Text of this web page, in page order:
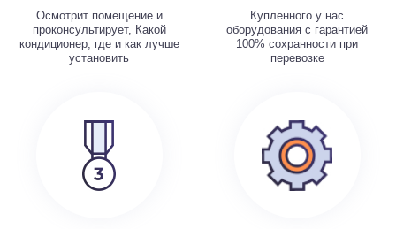
Осмотрит помещение и
проконсультирует, Какой
кондиционер, где и как лучше
установить
Купленного у нас
оборудования с гарантией
100% сохранности при
перевозке